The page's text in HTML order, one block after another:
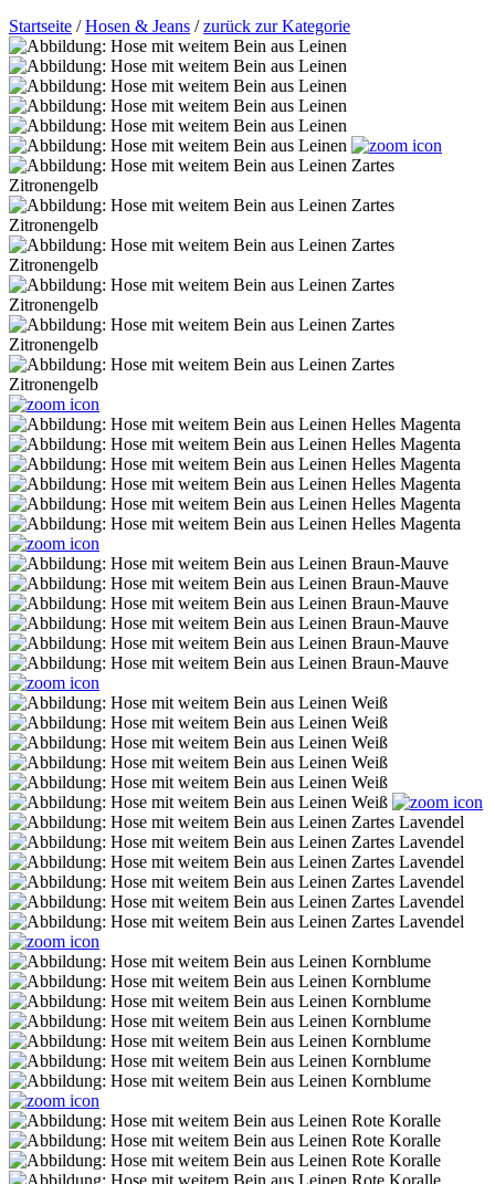
Startseite /Hosen & Jeans /zurück zur Kategorie